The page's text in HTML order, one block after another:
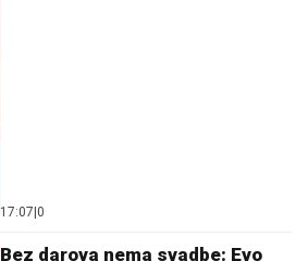
17:07 0
Bez darova nema svadbe: Evo